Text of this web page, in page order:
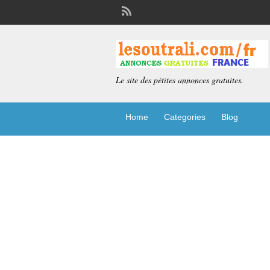
Le site des pétites annonces gratuites.
Home Categories Blog